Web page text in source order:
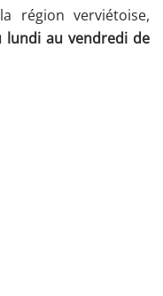
région verviétoise,
lundi au vendredi de